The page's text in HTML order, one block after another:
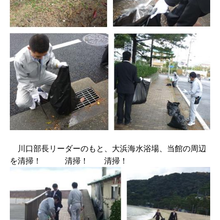
川口部長リーダーのもと、大浜海水浴場、当館の周辺
を清掃！ 清掃！ 清掃！